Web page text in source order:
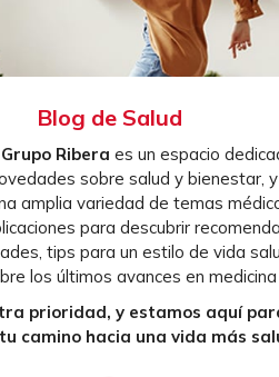
Blog de Salud
Ribera es un espacio
sobre salud y bienestar,
amplia variedad de temas
para descubrir
tips para un estilo de vida
los últimos avances en medicina
prioridad, y estamos aquí
camino hacia una vida más